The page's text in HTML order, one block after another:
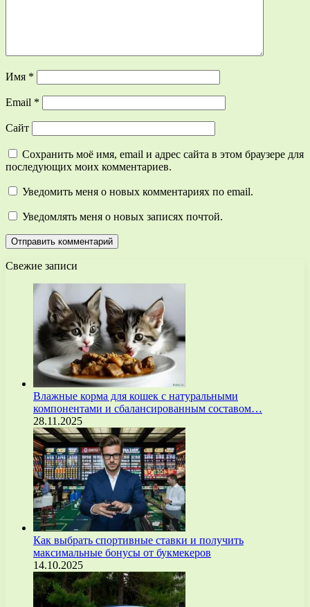
Имя *
Email *
Сайт
Сохранить моё имя, email и адрес сайта в этом браузере для
последующих моих комментариев.
Уведомить меня о новых комментариях по email.
Уведомлять меня о новых записях почтой.
Свежие записи
Влажные корма для кошек с натуральными
компонентами и сбалансированным составом…
28.11.2025
Как выбрать спортивные ставки и получить
максимальные бонусы от букмекеров
14.10.2025